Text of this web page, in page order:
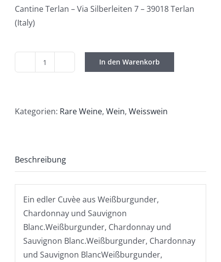
Cantine Terlan – Via Silberleiten 7 – 39018 Terlan
(Italy)
Terlan
Riserva
DOC
In den Warenkorb
Kategorien: Rare Weine, Wein, Weisswein
Beschreibung
Ein edler Cuvèe aus Weißburgunder,
Chardonnay und Sauvignon
Blanc.Weißburgunder, Chardonnay und
Sauvignon Blanc.Weißburgunder, Chardonnay
und Sauvignon BlancWeißburgunder,